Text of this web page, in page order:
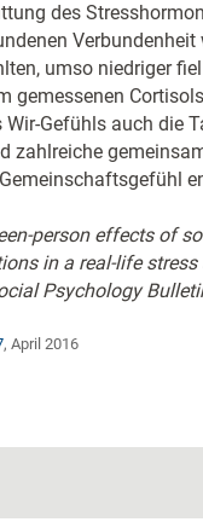
des
umso niedriger
Gefühls auch die
zahlreiche
person effects of
in a real-life
Psychology
, April 2016